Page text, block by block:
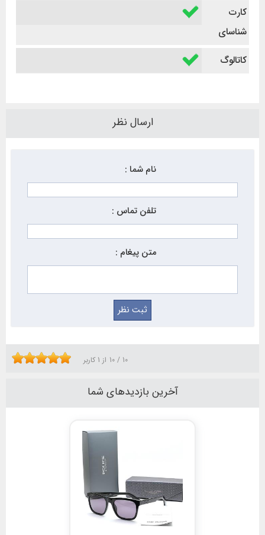
کارت
شناسای
کاتالوگ
ارسال نظر
نام شما :
تلفن تماس :
متن پیغام :
10 / 10 از 1 کاربر
آخرین بازدیدهای شما